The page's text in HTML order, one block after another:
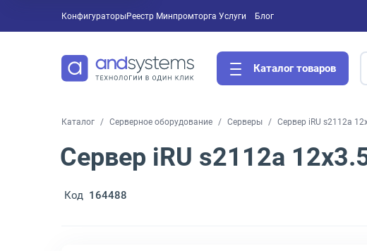
Конфигураторы Услуги
Реестр Минпромторга Блог
Каталог товаров
Каталог Серверное оборудование Серверы Сервер iRU s2112a
Сервер iRU s2112a
Код 164488